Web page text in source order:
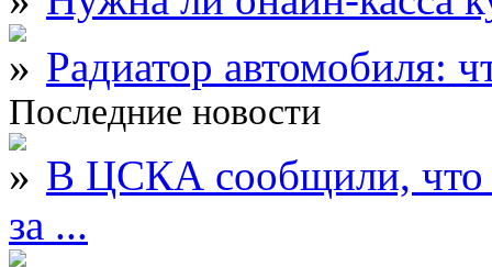
Радиатор автомобиля:
Последние новости
В ЦСКА сообщили, что
за ...